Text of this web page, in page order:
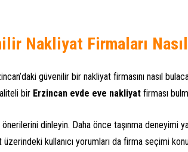
Nakliyat Firmaları
güvenilir bir nakliyat firmasını nasıl
bir Erzincan evde eve nakliyat firması
dinleyin. Daha önce taşınma deneyimi
kullanıcı yorumları da firma seçimi